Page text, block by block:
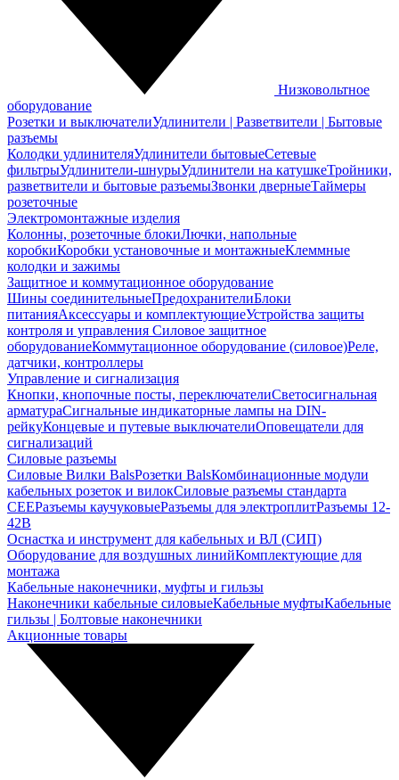
Низковольтное
оборудование
Розетки и выключателиУдлинители | Разветвители | Бытовые
разъемы
Колодки удлинителяУдлинители бытовыеСетевые
фильтрыУдлинители-шнурыУдлинители на катушкеТройники,
разветвители и бытовые разъемыЗвонки дверныеТаймеры
розеточные
Электромонтажные изделия
Колонны, розеточные блокиЛючки, напольные
коробкиКоробки установочные и монтажныеКлеммные
колодки и зажимы
Защитное и коммутационное оборудование
Шины соединительныеПредохранителиБлоки
питанияАксессуары и комплектующиеУстройства защиты
контроля и управления Силовое защитное
оборудованиеКоммутационное оборудование (силовое)Реле,
датчики, контроллеры
Управление и сигнализация
Кнопки, кнопочные посты, переключателиСветосигнальная
арматураСигнальные индикаторные лампы на DIN-
рейкуКонцевые и путевые выключателиОповещатели для
сигнализаций
Силовые разъемы
Силовые Вилки BalsРозетки BalsКомбинационные модули
кабельных розеток и вилокСиловые разъемы стандарта
CEEРазъемы каучуковыеРазъемы для электроплитРазъемы 12-
42В
Оснастка и инструмент для кабельных и ВЛ (СИП)
Оборудование для воздушных линийКомплектующие для
монтажа
Кабельные наконечники, муфты и гильзы
Наконечники кабельные силовыеКабельные муфтыКабельные
гильзы | Болтовые наконечники
Акционные товары